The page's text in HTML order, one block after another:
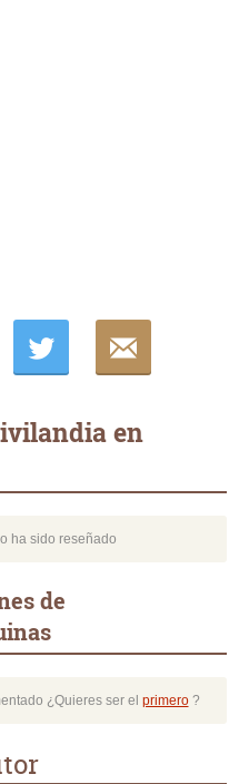
en
ha sido reseñado
de
¿Quieres ser el primero?